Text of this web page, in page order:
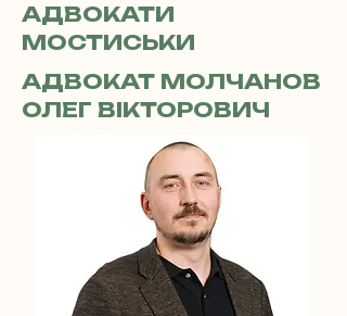
АДВОКАТИ
МОСТИСЬКИ
АДВОКАТ МОЛЧАНОВ
ОЛЕГ ВІКТОРОВИЧ